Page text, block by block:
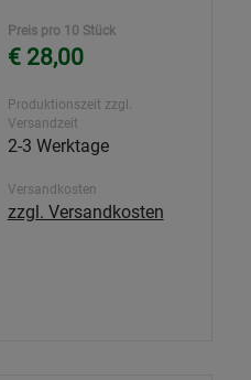
Preis pro 10 Stück
€ 28,00
Produktionszeit zzgl.
Versandzeit
2-3 Werktage
Versandkosten
zzgl. Versandkosten